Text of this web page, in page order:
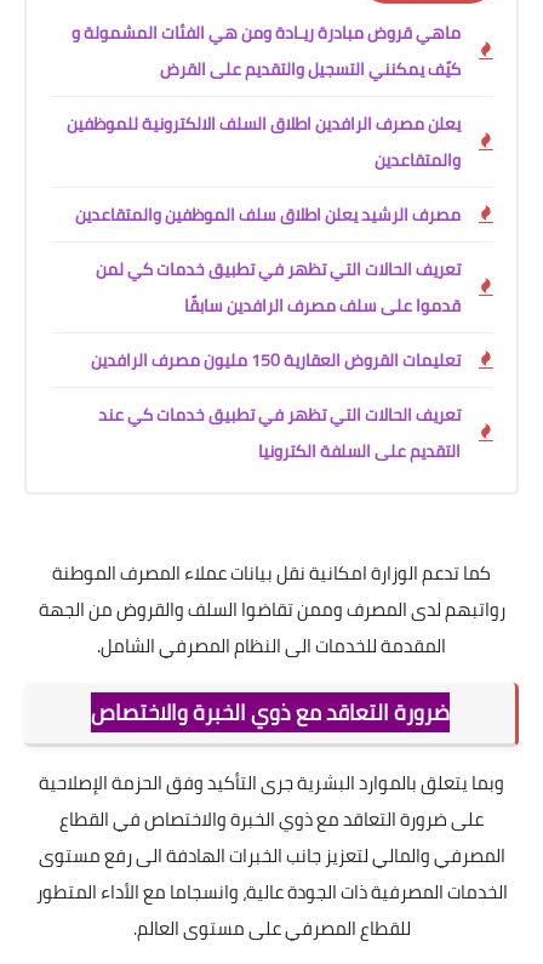
ماهي قروض مبادرة ريـادة ومن هي الفئات المشمولة و
كيّف يمكنني التسجيل والتقديم على القرض
يعلن مصرف الرافدين اطلاق السلف الالكترونية للموظفين
والمتقاعدين
مصرف الرشيد يعلن اطلاق سلف الموظفين والمتقاعدين
تعريف الحالات التي تظهر في تطبيق خدمات كي لمن
قدموا على سلف مصرف الرافدين سابقًا
تعليمات القروض العقارية 150 مليون مصرف الرافدين
تعريف الحالات التي تظهر في تطبيق خدمات كي عند
التقديم على السلفة الكترونيا
كما تدعم الوزارة امكانية نقل بيانات عملاء المصرف الموطنة
رواتبهم لدى المصرف وممن تقاضوا السلف والقروض من الجهة
المقدمة للخدمات الى النظام المصرفي الشامل.
ضرورة التعاقد مع ذوي الخبرة والاختصاص
وبما يتعلق بالموارد البشرية جرى التأكيد وفق الحزمة الإصلاحية
على ضرورة التعاقد مع ذوي الخبرة والاختصاص في القطاع
المصرفي والمالي لتعزيز جانب الخبرات الهادفة الى رفع مستوى
الخدمات المصرفية ذات الجودة عالية، وانسجاما مع الأداء المتطور
للقطاع المصرفي على مستوى العالم.